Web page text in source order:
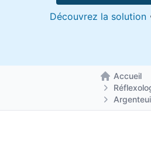
Découvrez la solution
Accueil
Retour à la